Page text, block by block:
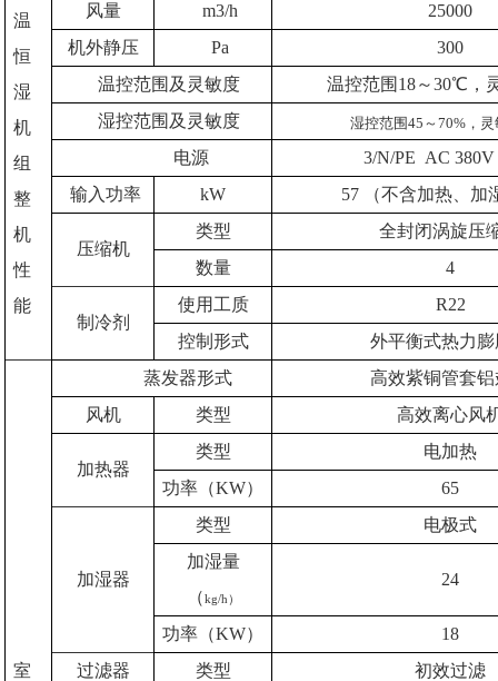
温
恒
湿
机
组
整
机
性
能
风量
m3/h
25000
机外静压
Pa
300
温控范围及灵敏度
温控范围18～30℃
湿控范围及灵敏度
湿控范围45～70%，
电源
3/N/PE AC 380V
输入功率
kW 57 （不含加热、
压缩机
类型
全封闭涡旋压
数量
4
制冷剂
使用工质
R22
控制形式
外平衡式热力
室
蒸发器形式
高效紫铜管套
风机
类型 高效离心风
加热器
类型
电加热
功率（KW）
65
加湿器
类型
电极式
加湿量
（kg/h）
24
功率（KW）
18
过滤器
类型 初效过滤